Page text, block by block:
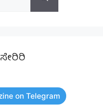
on Telegram